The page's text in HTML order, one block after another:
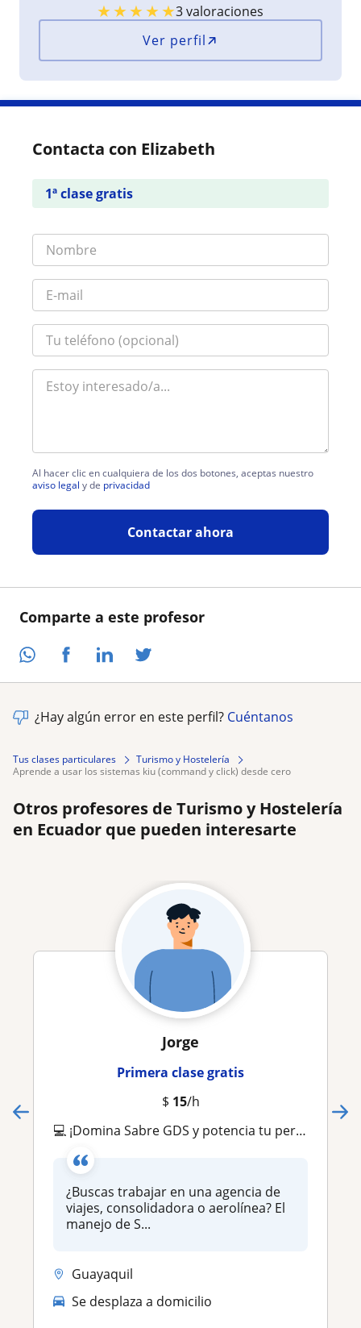
Comparte a este profesor
★★★★★3 valoraciones
Ver perfil
Contacta con Elizabeth
1ª clase gratis
Al hacer clic en cualquiera de los dos botones, aceptas nuestro
aviso legal y de privacidad
Contactar ahora
¿Hay algún error en este perfil? Cuéntanos
Tus clases particulares
Turismo y Hostelería
aprende a usar los sistemas kiu (command y click) desde cero
Otros profesores de Turismo y Hostelería
en Ecuador que pueden interesarte
Jorge
Primera clase gratis
$ 15/h
💻 ¡Domina Sabre GDS y potencia tu perfil en el sector turístico! ✈️
¿Buscas trabajar en una agencia de
viajes, consolidadora o aerolínea? El
manejo de S...
Guayaquil
Se desplaza a domicilio